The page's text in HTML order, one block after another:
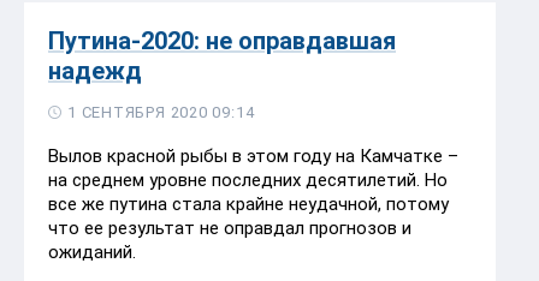
Путина-2020: не оправдавшая
надежд
1 СЕНТЯБРЯ 2020 09:14
Вылов красной рыбы в этом году на Камчатке –
на среднем уровне последних десятилетий. Но
все же путина стала крайне неудачной, потому
что ее результат не оправдал прогнозов и
ожиданий.